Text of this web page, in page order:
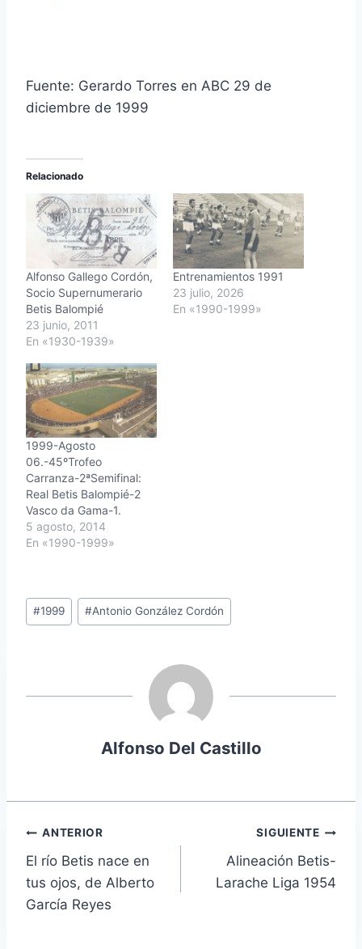
Fuente: Gerardo Torres en ABC 29 de
diciembre de 1999
Relacionado
Alfonso Gallego Cordón,
Socio Supernumerario
Betis Balompié
23 junio, 2011
En «1930-1939»
Entrenamientos 1991
23 julio, 2026
En «1990-1999»
1999-Agosto
06.-45ºTrofeo
Carranza-2ªSemifinal:
Real Betis Balompié-2
Vasco da Gama-1.
5 agosto, 2014
En «1990-1999»
Etiquetas
de
#1999 #Antonio González Cordón
Alfonso Del Castillo
Navegación
de
entradas
ANTERIOR
El río Betis nace en
tus ojos, de Alberto
García Reyes
SIGUIENTE
Alineación Betis-
Larache Liga 1954